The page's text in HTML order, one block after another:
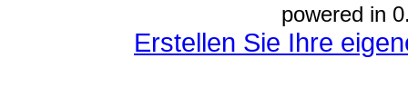
powered in
Erstellen Sie Ihre